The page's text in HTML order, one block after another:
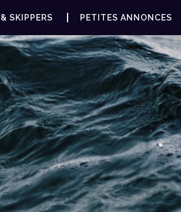
SKIPPERS PETITES ANNONCES